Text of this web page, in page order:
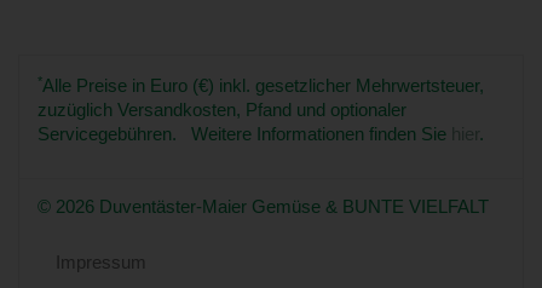
*Alle Preise in Euro (€) inkl. gesetzlicher Mehrwertsteuer,
zuzüglich Versandkosten, Pfand und optionaler
Servicegebühren. Weitere Informationen finden Sie hier.
© 2026 Duventäster-Maier Gemüse & BUNTE VIELFALT
Impressum